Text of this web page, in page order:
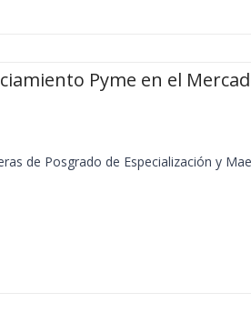
Pyme en el
de Posgrado de Especialización y